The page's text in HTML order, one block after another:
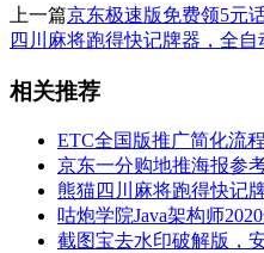
上一篇京东极速版免费领5元
四川麻将跑得快记牌器，全自
相关推荐
ETC全国版推广简化流程
京东一分购地推海报参
熊猫四川麻将跑得快记
咕炮学院Java架构师
截图宝去水印破解版，